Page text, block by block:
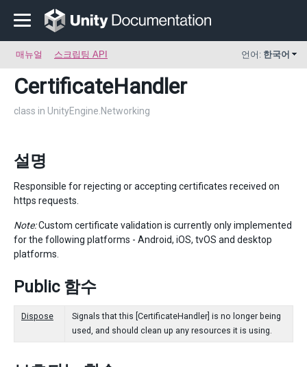
매뉴얼 스크립팅 API 언어: 한국어
CertificateHandler
class in UnityEngine.Networking
설명
Responsible for rejecting or accepting certificates received on
https requests.
Note:Custom certificate validation is currently only implemented
for the following platforms - Android, iOS, tvOS and desktop
platforms.
Public 함수
Dispose
Signals that this [CertificateHandler] is no longer being
used, and should clean up any resources it is using.